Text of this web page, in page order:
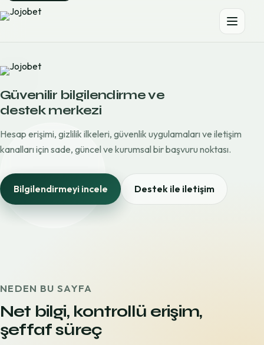
Güvenilir bilgilendirme ve
destek merkezi
Hesap erişimi, gizlilik ilkeleri, güvenlik uygulamaları ve iletişim
kanalları için sade, güncel ve kurumsal bir başvuru noktası.
Bilgilendirmeyi incele Destek ile iletişim
NEDEN BU SAYFA
Net bilgi, kontrollü erişim,
şeffaf süreç